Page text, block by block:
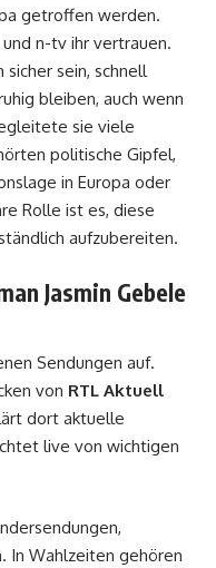
getroffen werden.
n-tv ihr vertrauen.
sicher sein, schnell
bleiben, auch wenn
sie viele
politische Gipfel,
in Europa oder
Rolle ist es, diese
aufzubereiten.
Jasmin Gebele
Sendungen auf.
von RTL Aktuell
dort aktuelle
live von wichtigen
In Wahlzeiten gehören